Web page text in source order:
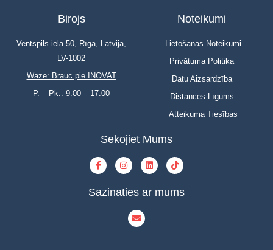
Birojs
Ventspils iela 50, Rīga, Latvija,
LV-1002
Waze: Brauc pie INOVAT
P. – Pk.: 9.00 – 17.00
Noteikumi
Lietošanas Noteikumi
Privātuma Politika
Datu Aizsardzība
Distances Līgums
Atteikuma Tiesības
Sekojiet Mums
Sazinaties ar mums